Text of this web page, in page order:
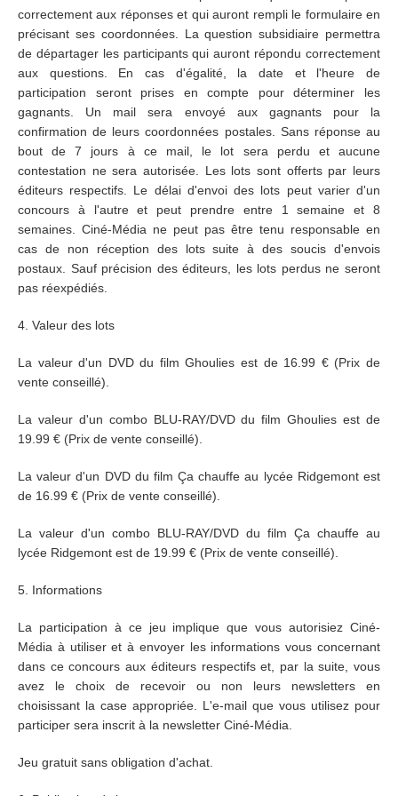
correctement aux réponses et qui auront rempli le formulaire en
précisant ses coordonnées. La question subsidiaire permettra
de départager les participants qui auront répondu correctement
aux questions. En cas d'égalité, la date et l'heure de
participation seront prises en compte pour déterminer les
gagnants. Un mail sera envoyé aux gagnants pour la
confirmation de leurs coordonnées postales. Sans réponse au
bout de 7 jours à ce mail, le lot sera perdu et aucune
contestation ne sera autorisée. Les lots sont offerts par leurs
éditeurs respectifs. Le délai d'envoi des lots peut varier d'un
concours à l'autre et peut prendre entre 1 semaine et 8
semaines. Ciné-Média ne peut pas être tenu responsable en
cas de non réception des lots suite à des soucis d'envois
postaux. Sauf précision des éditeurs, les lots perdus ne seront
pas réexpédiés.
4. Valeur des lots
La valeur d'un DVD du film Ghoulies est de 16.99 € (Prix de
vente conseillé).
La valeur d'un combo BLU-RAY/DVD du film Ghoulies est de
19.99 € (Prix de vente conseillé).
La valeur d'un DVD du film Ça chauffe au lycée Ridgemont est
de 16.99 € (Prix de vente conseillé).
La valeur d'un combo BLU-RAY/DVD du film Ça chauffe au
lycée Ridgemont est de 19.99 € (Prix de vente conseillé).
5. Informations
La participation à ce jeu implique que vous autorisiez Ciné-
Média à utiliser et à envoyer les informations vous concernant
dans ce concours aux éditeurs respectifs et, par la suite, vous
avez le choix de recevoir ou non leurs newsletters en
choisissant la case appropriée. L'e-mail que vous utilisez pour
participer sera inscrit à la newsletter Ciné-Média.
Jeu gratuit sans obligation d'achat.